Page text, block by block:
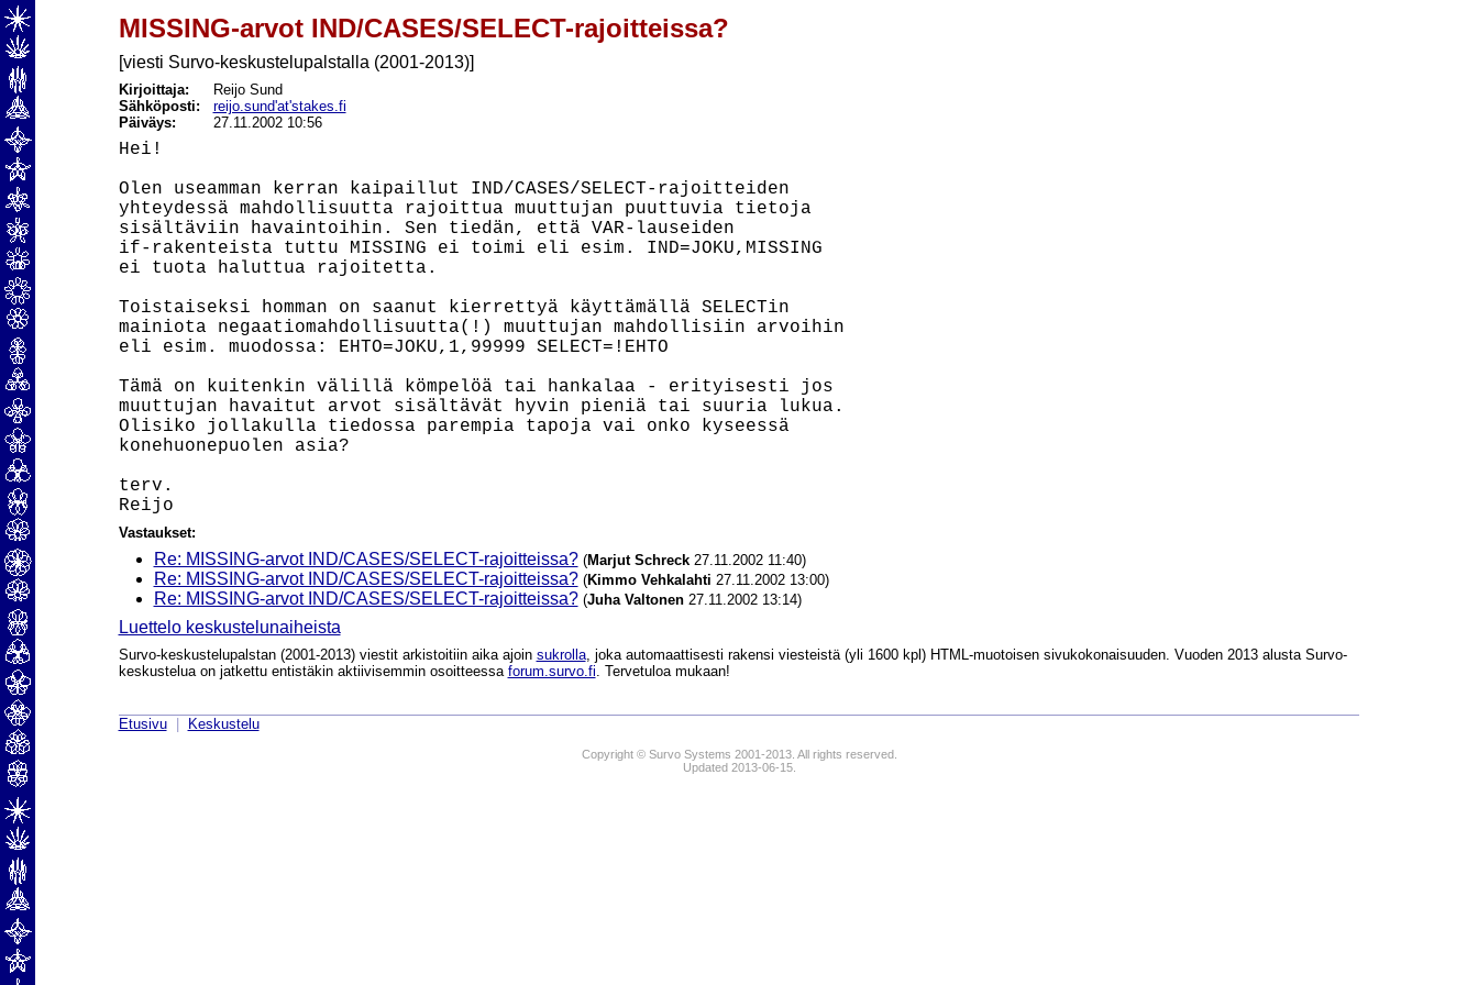
MISSING-arvot IND/CASES/SELECT-rajoitteissa?
[viesti Survo-keskustelupalstalla (2001-2013)]
Kirjoittaja:
Reijo Sund
Sähköposti: reijo.sund'at'stakes.fi
Päiväys:
27.11.2002 10:56
Hei!
Olen useamman kerran kaipaillut IND/CASES/SELECT-rajoitteiden
yhteydessä mahdollisuutta rajoittua muuttujan puuttuvia tietoja
sisältäviin havaintoihin. Sen tiedän, että VAR-lauseiden
if-rakenteista tuttu MISSING ei toimi eli esim. IND=JOKU,MISSING
ei tuota haluttua rajoitetta.
Toistaiseksi homman on saanut kierrettyä käyttämällä SELECTin
mainiota negaatiomahdollisuutta(!) muuttujan mahdollisiin arvoihin
eli esim. muodossa: EHTO=JOKU,1,99999 SELECT=!EHTO
Tämä on kuitenkin välillä kömpelöä tai hankalaa - erityisesti jos
muuttujan havaitut arvot sisältävät hyvin pieniä tai suuria lukua.
Olisiko jollakulla tiedossa parempia tapoja vai onko kyseessä
konehuonepuolen asia?
terv.
Vastaukset:
Re: MISSING-arvot IND/CASES/SELECT-rajoitteissa? (Marjut Schreck27.11.2002 11:40)
Re: MISSING-arvot IND/CASES/SELECT-rajoitteissa? (Kimmo Vehkalahti 27.11.2002 13:00)
Re: MISSING-arvot IND/CASES/SELECT-rajoitteissa? (Juha Valtonen27.11.2002 13:14)
Luettelo keskustelunaiheista
Survo-keskustelupalstan (2001-2013) viestit arkistoitiin aika ajoin sukrolla, joka automaattisesti rakensi viesteistä (yli 1600 kpl) HTML-muotoisen sivukokonaisuuden. Vuoden 2013 alusta Survo-
keskustelua on jatkettu entistäkin aktiivisemmin osoitteessa forum.survo.fi. Tervetuloa mukaan!
Etusivu| Keskustelu
Copyright © Survo Systems 2001-2013. All rights reserved.
Updated 2013-06-15.